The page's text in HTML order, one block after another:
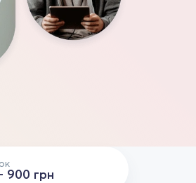
900 грн